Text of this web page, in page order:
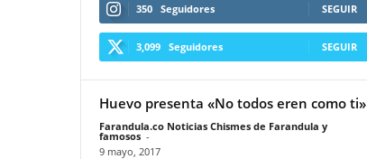
350 Seguidores SEGUIR
3,099 Seguidores SEGUIR
Huevo presenta «No todos eren como ti»
Farandula.co Noticias Chismes de Farandula y
famosos -
9 mayo, 2017